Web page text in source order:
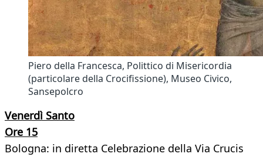
Piero della Francesca, Polittico di Misericordia
(particolare della Crocifissione), Museo Civico,
Sansepolcro
Venerdì Santo
Ore 15
Bologna: in diretta Celebrazione della Via Crucis